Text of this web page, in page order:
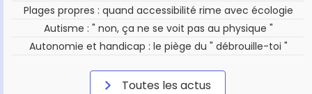
Plages propres : quand accessibilité rime avec écologie
Autisme : " non, ça ne se voit pas au physique "
Autonomie et handicap : le piège du " débrouille-toi "
Toutes les actus